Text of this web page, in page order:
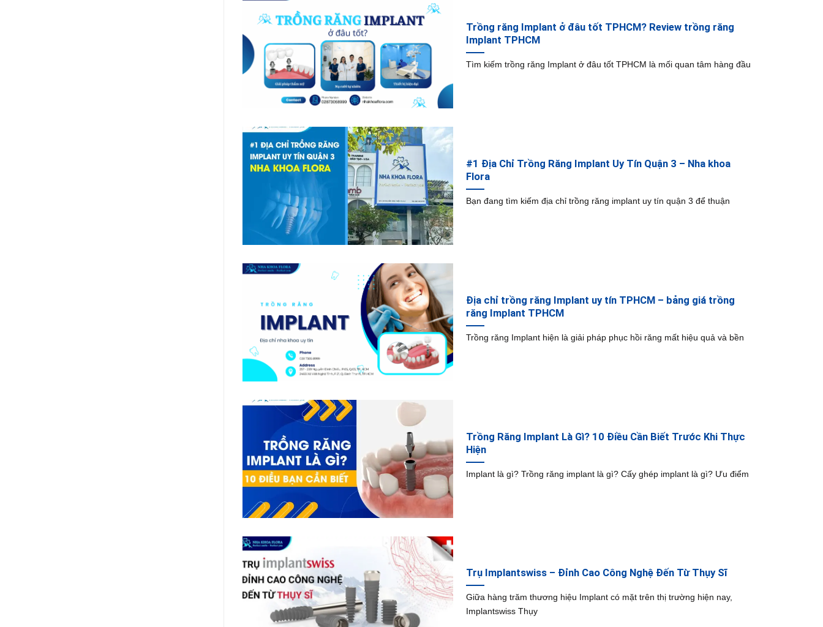
Trồng răng Implant ở đâu tốt TPHCM? Review trồng răng
Implant TPHCM
Tìm kiếm trồng răng Implant ở đâu tốt TPHCM là mối quan tâm hàng đầu
#1 Địa Chỉ Trồng Răng Implant Uy Tín Quận 3 – Nha khoa
Flora
Bạn đang tìm kiếm địa chỉ trồng răng implant uy tín quận 3 để thuận
Địa chỉ trồng răng Implant uy tín TPHCM – bảng giá trồng
răng Implant TPHCM
Trồng răng Implant hiện là giải pháp phục hồi răng mất hiệu quả và bền
Trồng Răng Implant Là Gì? 10 Điều Cần Biết Trước Khi Thực
Hiện
Implant là gì? Trồng răng implant là gì? Cấy ghép implant là gì? Ưu điểm
Trụ Implantswiss – Đỉnh Cao Công Nghệ Đến Từ Thụy Sĩ
Giữa hàng trăm thương hiệu Implant có mặt trên thị trường hiện nay,
Implantswiss Thụy